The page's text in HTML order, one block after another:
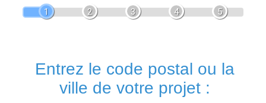
1 2 3 4 5
Entrez le code postal ou la
ville de votre projet :